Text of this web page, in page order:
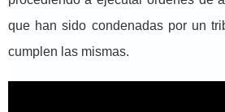
que han sido condenadas por un
cumplen las mismas.